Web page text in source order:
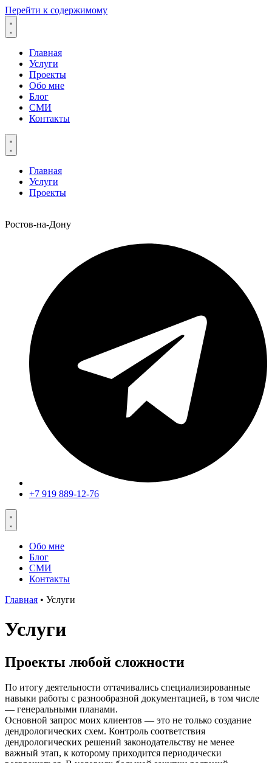
Перейти к содержимому
Главная
Услуги
Проекты
Обо мне
Блог
СМИ
Контакты
Главная
Услуги
Проекты
Ростов-на-Дону
+7 919 889-12-76
Обо мне
Блог
СМИ
Контакты
Главная • Услуги
Услуги
Проекты любой сложности
По итогу деятельности оттачивались специализированные
навыки работы с разнообразной документацией, в том числе
— генеральными планами.
Основной запрос моих клиентов — это не только создание
дендрологических схем. Контроль соответствия
дендрологических решений законодательству не менее
важный этап, к которому приходится периодически